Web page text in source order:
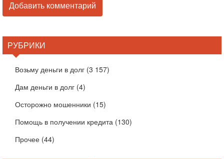
РУБРИКИ
Возьму деньги в долг (3 157)
Дам деньги в долг (4)
Осторожно мошенники (15)
Помощь в получении кредита (130)
Прочее (44)